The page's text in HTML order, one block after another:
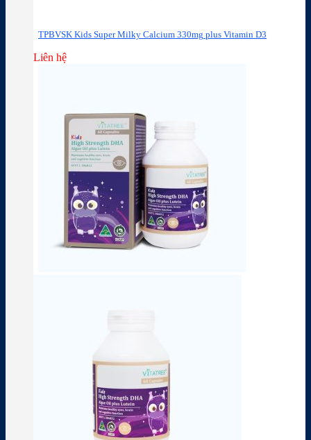
TPBVSK Kids Super Milky Calcium 330mg plus Vitamin D3
Liên hệ